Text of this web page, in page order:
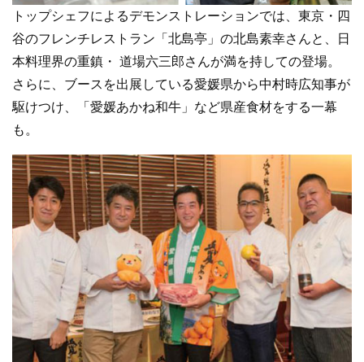
トップシェフによるデモンストレーションでは、東京・四
谷のフレンチレストラン「北島亭」の北島素幸さんと、日
本料理界の重鎮・ 道場六三郎さんが満を持しての登場。
さらに、ブースを出展している愛媛県から中村時広知事が
駆けつけ、「愛媛あかね和牛」など県産食材をする一幕
も。